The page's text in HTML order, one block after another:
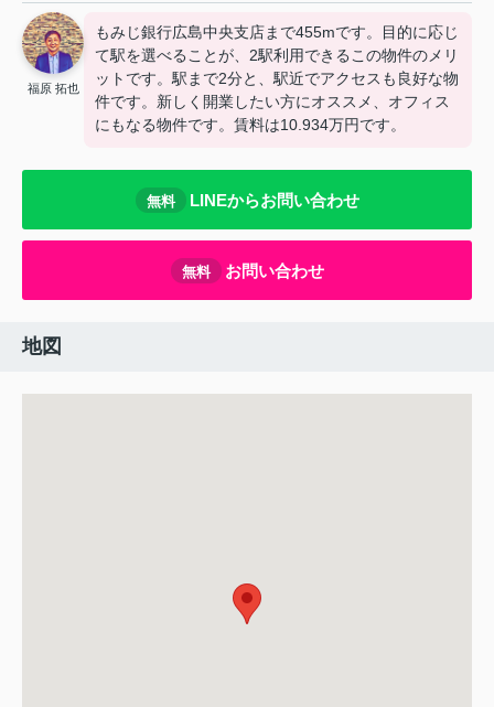
福原 拓也
もみじ銀行広島中央支店まで455mです。目的に応じ
て駅を選べることが、2駅利用できるこの物件のメリ
ットです。駅まで2分と、駅近でアクセスも良好な物
件です。新しく開業したい方にオススメ、オフィス
にもなる物件です。賃料は10.934万円です。
無料 LINEからお問い合わせ
無料 お問い合わせ
地図